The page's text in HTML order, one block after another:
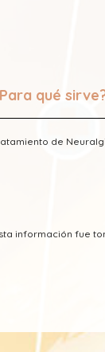
qué
de
información fue